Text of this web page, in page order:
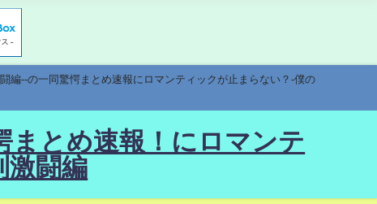
編--の一同驚愕まとめ速報にロマンティックが止まらない？-僕の
まとめ速報！にロマンテ
激闘編